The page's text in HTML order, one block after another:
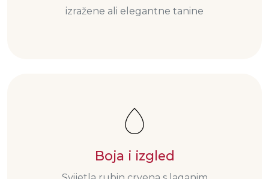
izražene ali elegantne tanine
Boja i izgled